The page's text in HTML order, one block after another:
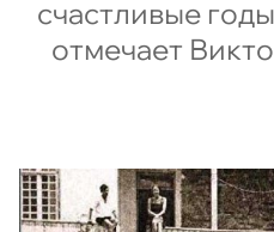
счастливые
отмечает